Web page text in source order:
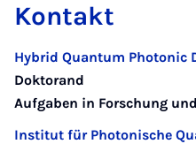
Kontakt
Hybrid Quantum Photonic
Doktorand
Aufgaben in Forschung
Institut für Photonische